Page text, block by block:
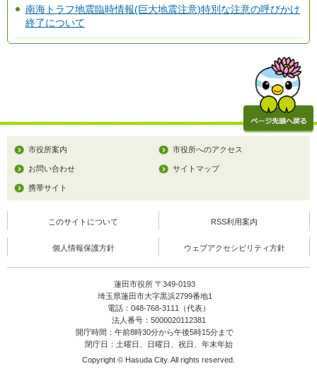
南海トラフ地震臨時情報(巨大地震注意)特別な注意の呼びかけ
終了について
市役所案内 市役所へのアクセス
お問い合わせ サイトマップ
携帯サイト
このサイトについて RSS利用案内
個人情報保護方針 ウェブアクセシビリティ方針
蓮田市役所 〒349-0193
埼玉県蓮田市大字黒浜2799番地1
電話：048-768-3111（代表）
法人番号：5000020112381
開庁時間：午前8時30分から午後5時15分まで
閉庁日：土曜日、日曜日、祝日、年末年始
Copyright © Hasuda City. All rights reserved.